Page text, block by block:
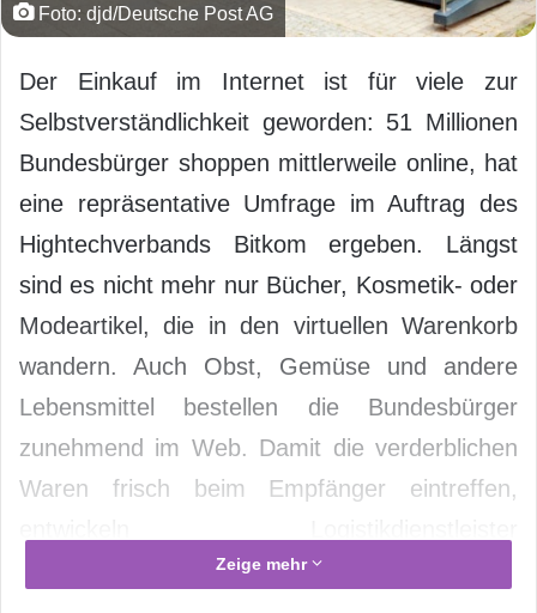
Foto: djd/Deutsche Post AG
Der Einkauf im Internet ist für viele zur
Selbstverständlichkeit geworden: 51 Millionen
Bundesbürger shoppen mittlerweile online, hat
eine repräsentative Umfrage im Auftrag des
Hightechverbands Bitkom ergeben. Längst
sind es nicht mehr nur Bücher, Kosmetik- oder
Modeartikel, die in den virtuellen Warenkorb
wandern. Auch Obst, Gemüse und andere
Lebensmittel bestellen die Bundesbürger
zunehmend im Web. Damit die verderblichen
Waren frisch beim Empfänger eintreffen,
maßgeschneiderte Lösungen – taggleiche
Zeige mehr